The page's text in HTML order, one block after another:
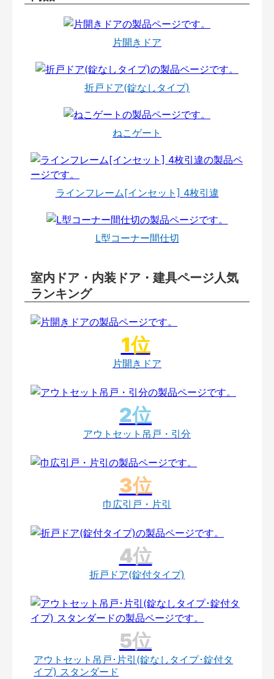
片開きドア
折戸ドア(錠なしタイプ)
ねこゲート
ラインフレーム[インセット] 4枚引違
L型コーナー間仕切
室内ドア・内装ドア・建具ページ人気
ランキング
片開きドア
アウトセット吊戸・引分
巾広引戸・片引
折戸ドア(錠付タイプ)
アウトセット吊戸･片引(錠なしタイプ･錠付タ
イプ) スタンダード